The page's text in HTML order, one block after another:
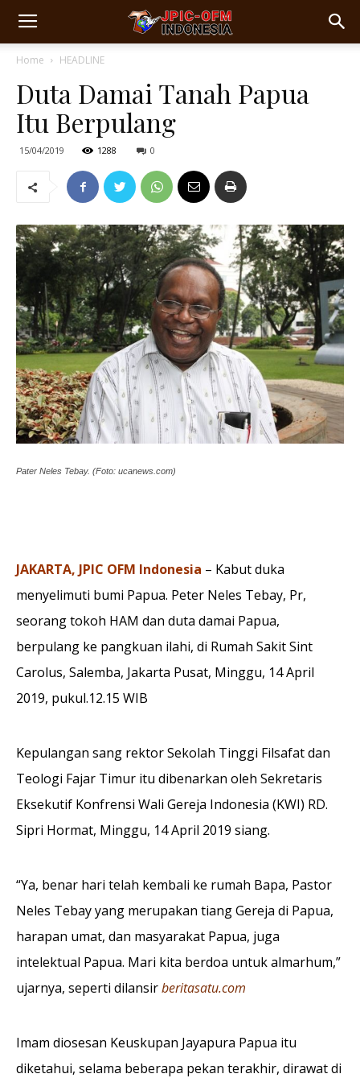
Home HEADLINE
Duta Damai Tanah Papua
Itu Berpulang
15/04/2019 1288 0
Pater Neles Tebay. (Foto: ucanews.com)
JAKARTA, JPIC OFM Indonesia – Kabut duka
menyelimuti bumi Papua. Peter Neles Tebay, Pr,
seorang tokoh HAM dan duta damai Papua,
berpulang ke pangkuan ilahi, di Rumah Sakit Sint
Carolus, Salemba, Jakarta Pusat, Minggu, 14 April
2019, pukul.12.15 WIB
Kepulangan sang rektor Sekolah Tinggi Filsafat dan
Teologi Fajar Timur itu dibenarkan oleh Sekretaris
Eksekutif Konfrensi Wali Gereja Indonesia (KWI) RD.
Sipri Hormat, Minggu, 14 April 2019 siang.
“Ya, benar hari telah kembali ke rumah Bapa, Pastor
Neles Tebay yang merupakan tiang Gereja di Papua,
harapan umat, dan masyarakat Papua, juga
intelektual Papua. Mari kita berdoa untuk almarhum,”
ujarnya, seperti dilansirberitasatu.com
Imam diosesan Keuskupan Jayapura Papua itu
diketahui, selama beberapa pekan terakhir, dirawat di